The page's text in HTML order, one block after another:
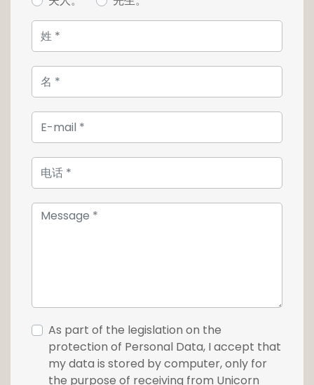
As part of the legislation on the
protection of Personal Data, I accept that
my data is stored by computer, only for
the purpose of receiving from Unicorn